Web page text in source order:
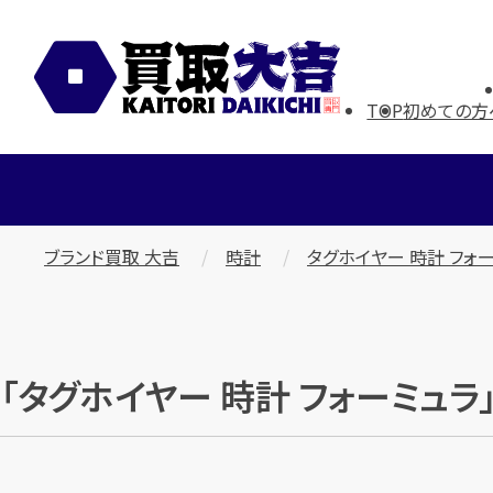
TOP初めての
ブランド買取 大吉 時計 タグホイヤー 時計 フォ
「タグホイヤー 時計 フォーミュ